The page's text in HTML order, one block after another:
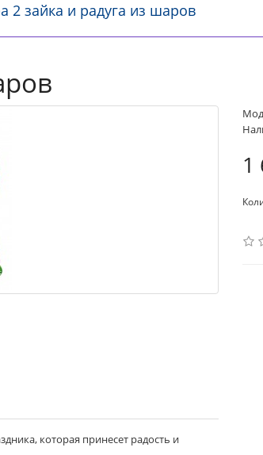
2 зайка и радуга из шаров
которая принесет радость и
1